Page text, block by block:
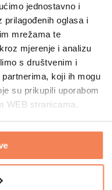
jednostavno i
prilagođenih oglasa i
mrežama te
mjerenje i analizu
s društvenim i
koji ih mogu
su prikupili uporabom
WEB stranicama.